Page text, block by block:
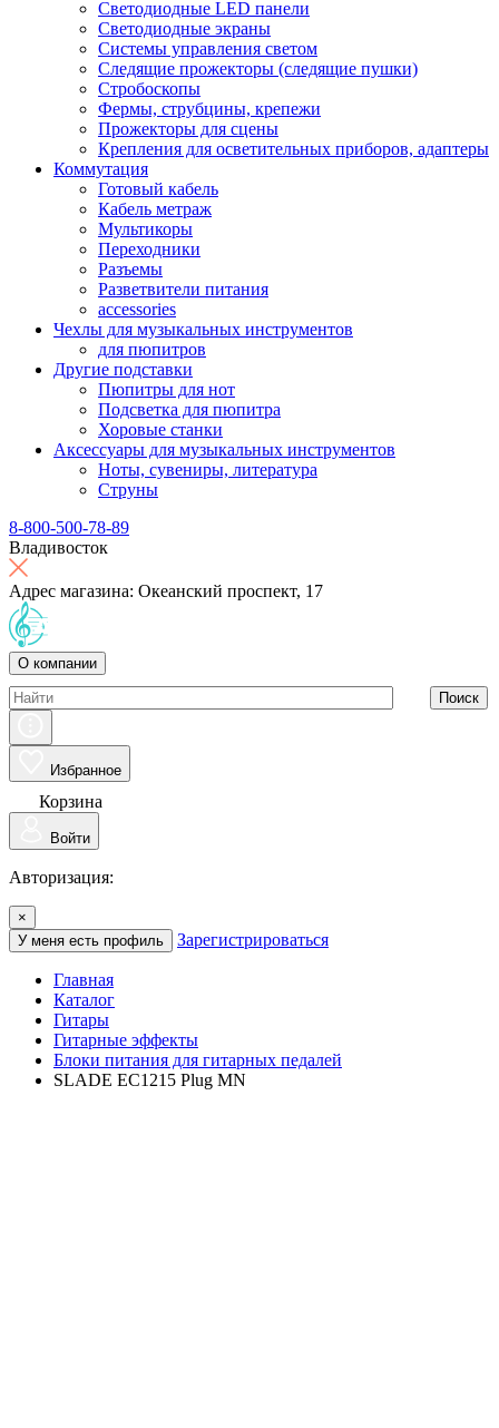
Светодиодные LED панели
Светодиодные экраны
Системы управления светом
Следящие прожекторы (следящие пушки)
Стробоскопы
Фермы, струбцины, крепежи
Прожекторы для сцены
Крепления для осветительных приборов, адаптеры
Коммутация
Готовый кабель
Кабель метраж
Мультикоры
Переходники
Разъемы
Разветвители питания
accessories
Чехлы для музыкальных инструментов
для пюпитров
Другие подставки
Пюпитры для нот
Подсветка для пюпитра
Хоровые станки
Аксессуары для музыкальных инструментов
Ноты, сувениры, литература
Струны
8-800-500-78-89
Владивосток
Адрес магазина: Океанский проспект, 17
О компании
Поиск
Избранное
Корзина
Войти
Авторизация:
×
У меня есть профиль
Зарегистрироваться
Главная
Каталог
Гитары
Гитарные эффекты
Блоки питания для гитарных педалей
SLADE EC1215 Plug MN